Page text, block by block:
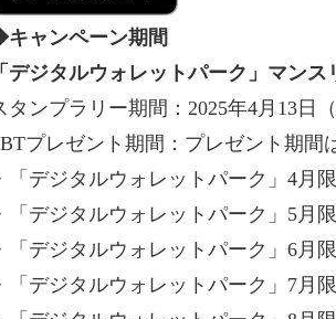
ャンペーン期間
「デジタルウォレットパーク」マン
タンプラリー期間：2025年4月13日
プレゼント期間：プレゼント期間
「デジタルウォレットパーク」4月
「デジタルウォレットパーク」5月
「デジタルウォレットパーク」6月
「デジタルウォレットパーク」7月